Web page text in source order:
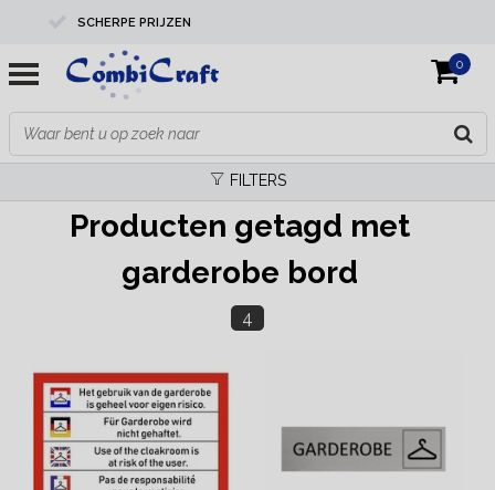
SCHERPE PRIJZEN
PROFESSIONELE KWALITEIT
EXPERTS IN MAATWERK
0
FILTERS
Producten getagd met
garderobe bord
4